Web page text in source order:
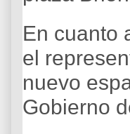
En cuanto
el
nuevo
Gobierno